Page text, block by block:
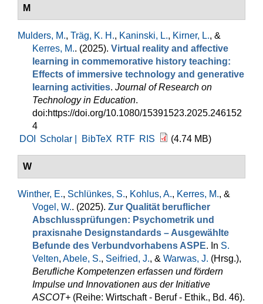
M
Mulders, M., Träg, K. H., Kaninski, L., Kirner, L., &
Kerres, M.. (2025). Virtual reality and affective
learning in commemorative history teaching:
Effects of immersive technology and generative
learning activities. Journal of Research on
Technology in Education.
doi:https://doi.org/10.1080/15391523.2025.246152
4
DOI
Scholar | BibTeX RTF RIS (4.74 MB)
W
Winther, E., Schlünkes, S., Kohlus, A., Kerres, M., &
Vogel, W.. (2025). Zur Qualität beruflicher
Abschlussprüfungen: Psychometrik und
praxisnahe Designstandards – Ausgewählte
Befunde des Verbundvorhabens ASPE. In S.
Velten, Abele, S., Seifried, J., & Warwas, J. (Hrsg.),
Berufliche Kompetenzen erfassen und fördern
Impulse und Innovationen aus der Initiative
ASCOT+ (Reihe: Wirtschaft - Beruf - Ethik., Bd. 46).